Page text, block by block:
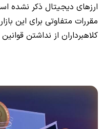
ارزهای دیجیتال ذکر نشده
مقررات متفاوتی برای این
کلاهبرداران از نداشتن